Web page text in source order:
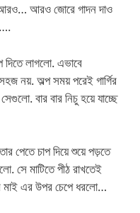
আরও জোরে গাদন দাও
দিতে লাগলো. এভাবে
নয়. অল্প সময় পরেই গার্গির
বার বার নিচু হয়ে যাচ্ছে
পেতে চাপ দিয়ে শুয়ে পড়তে
সে মাটিতে পীঠ রাখতেই
মাই এর উপর চেপে ধরলো…